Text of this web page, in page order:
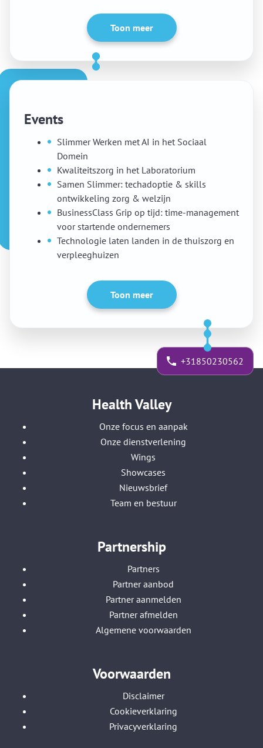
Toon meer
Events
Slimmer Werken met AI in het Sociaal
Domein
Kwaliteitszorg in het Laboratorium
Samen Slimmer: techadoptie & skills
ontwikkeling zorg & welzijn
BusinessClass Grip op tijd: time-management
voor startende ondernemers
Technologie laten landen in de thuiszorg en
verpleeghuizen
Toon meer
+31850230562
Health Valley
Onze focus en aanpak
Onze dienstverlening
Wings
Showcases
Nieuwsbrief
Team en bestuur
Partnership
Partners
Partner aanbod
Partner aanmelden
Partner afmelden
Algemene voorwaarden
Voorwaarden
Disclaimer
Cookieverklaring
Privacyverklaring